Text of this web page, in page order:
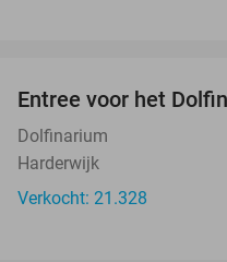
Entree voor het
Dolfinarium
Harderwijk
Verkocht: 21.328